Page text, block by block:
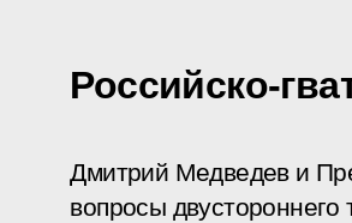
Российско-
Дмитрий Медведев и
вопросы двустороннего